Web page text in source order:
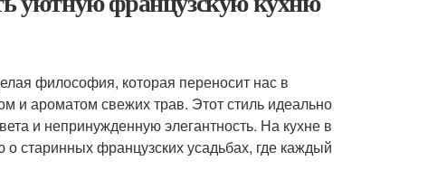
философия, которая переносит нас в
и ароматом свежих трав. Этот стиль идеально
и непринужденную элегантность. На кухне в
старинных французских усадьбах, где каждый